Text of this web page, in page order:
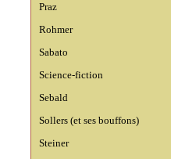
Praz
Rohmer
Sabato
Science-fiction
Sebald
Sollers (et ses bouffons)
Steiner